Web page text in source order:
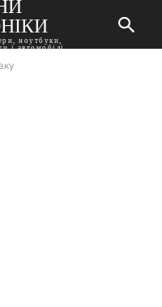
ноутбуки,
і автомобілі